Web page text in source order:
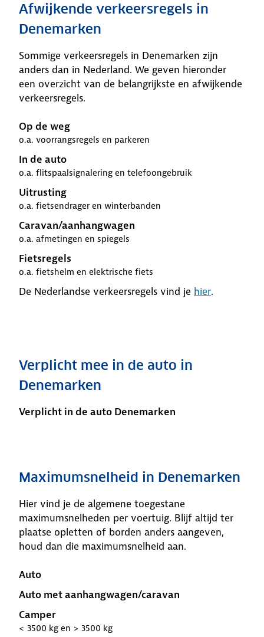
Afwijkende verkeersregels in
Denemarken
Sommige verkeersregels in Denemarken zijn
anders dan in Nederland. We geven hieronder
een overzicht van de belangrijkste en afwijkende
verkeersregels.
Op de weg
o.a. voorrangsregels en parkeren
In de auto
o.a. flitspaalsignalering en telefoongebruik
Uitrusting
o.a. fietsendrager en winterbanden
Caravan/aanhangwagen
o.a. afmetingen en spiegels
Fietsregels
o.a. fietshelm en elektrische fiets
De Nederlandse verkeersregels vind je hier.
Verplicht mee in de auto in
Denemarken
Verplicht in de auto Denemarken
Maximumsnelheid in Denemarken
Hier vind je de algemene toegestane
maximumsnelheden per voertuig. Blijf altijd ter
plaatse opletten of borden anders aangeven,
houd dan die maximumsnelheid aan.
Auto
Auto met aanhangwagen/caravan
Camper
< 3500 kg en > 3500 kg